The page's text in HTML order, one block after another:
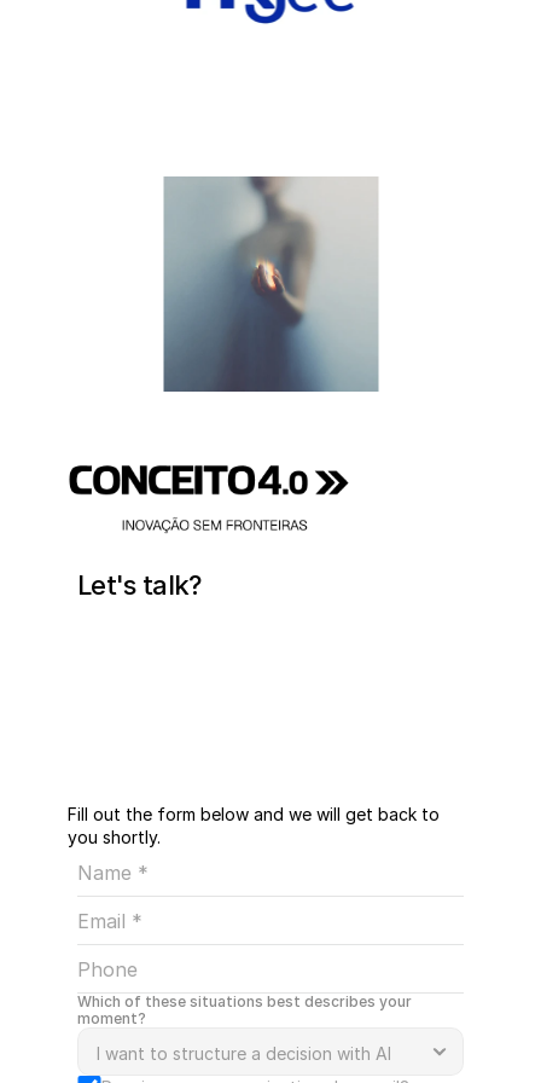
operações diárias de RH.
SEE MORE
SEE MORE
Let's talk?
Fill out the form below and we will get back to
you shortly.
Which of these situations best describes your
moment?